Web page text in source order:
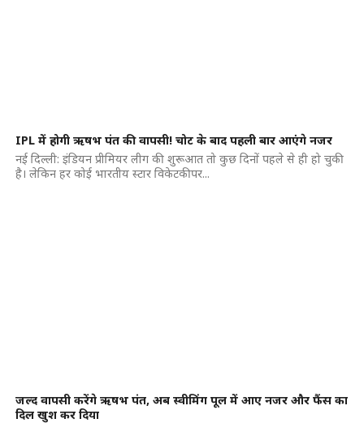
IPL में होगी ऋषभ पंत की वापसी! चोट के बाद पहली बार आएंगे नजर
नई दिल्ली: इंडियन प्रीमियर लीग की शुरूआत तो कुछ दिनों पहले से ही हो चुकी
है। लेकिन हर कोई भारतीय स्टार विकेटकीपर...
जल्द वापसी करेंगे ऋषभ पंत, अब स्वीमिंग पूल में आए नजर और फैंस का
दिल खुश कर दिया